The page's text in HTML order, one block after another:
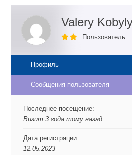
Valery
Пользователь
Профиль
Сообщения пользователя
Последнее посещение:
Визит 3 года тому назад
Дата регистрации:
12.05.2023